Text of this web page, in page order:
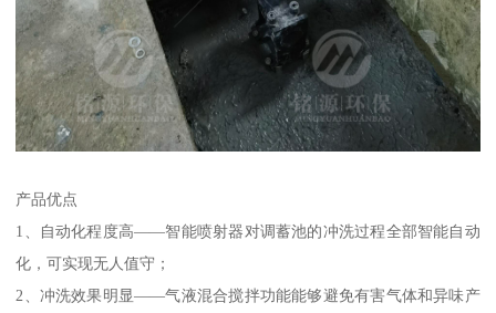
产品优点
1、自动化程度高——智能喷射器对调蓄池的冲洗过程全部智能自动
化，可实现无人值守；
2、冲洗效果明显——气液混合搅拌功能能够避免有害气体和异味产